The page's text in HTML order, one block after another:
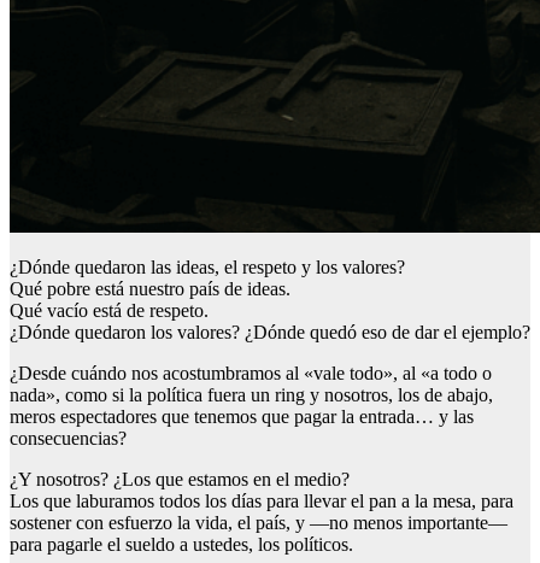
¿Dónde quedaron las ideas, el respeto y los valores?
Qué pobre está nuestro país de ideas.
Qué vacío está de respeto.
¿Dónde quedaron los valores? ¿Dónde quedó eso de dar el ejemplo?
¿Desde cuándo nos acostumbramos al «vale todo», al «a todo o
nada», como si la política fuera un ring y nosotros, los de abajo,
meros espectadores que tenemos que pagar la entrada… y las
consecuencias?
¿Y nosotros? ¿Los que estamos en el medio?
Los que laburamos todos los días para llevar el pan a la mesa, para
sostener con esfuerzo la vida, el país, y —no menos importante—
para pagarle el sueldo a ustedes, los políticos.